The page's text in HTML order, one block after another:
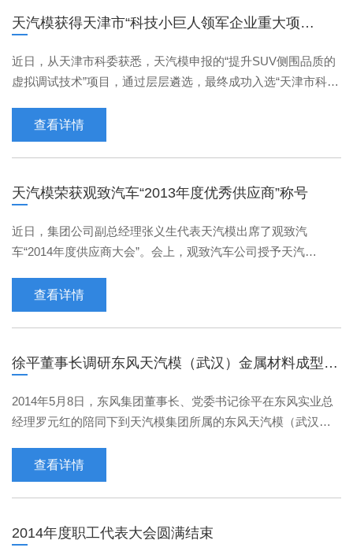
天汽模获得天津市“科技小巨人领军企业重大项
近日，从天津市科委获悉，天汽模申报的“提升SUV侧围品质的
虚拟调试技术”项目，通过层层遴选，最终成功入选“天津市科技
查看详情
天汽模荣获观致汽车“2013年度优秀供应商”称号
近日，集团公司副总经理张义生代表天汽模出席了观致汽
车“2014年度供应商大会”。会上，观致汽车公司授予天汽
查看详情
徐平董事长调研东风天汽模（武汉）金属材料成型有
2014年5月8日，东风集团董事长、党委书记徐平在东风实业总
经理罗元红的陪同下到天汽模集团所属的东风天汽模（武汉）
查看详情
2014年度职工代表大会圆满结束